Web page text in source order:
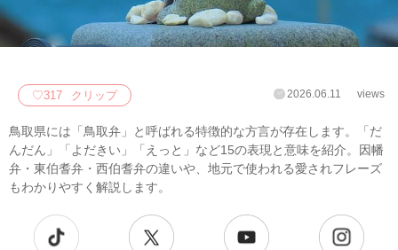
♡317 クリップ 2026.06.11 views
鳥取県には「鳥取弁」と呼ばれる特徴的な方言が存在します。「だ
んだん」「よだきい」「えっと」など15の表現と意味を紹介。因幡
弁・東伯耆弁・西伯耆弁の違いや、地元で使われる愛されフレーズ
もわかりやすく解説します。